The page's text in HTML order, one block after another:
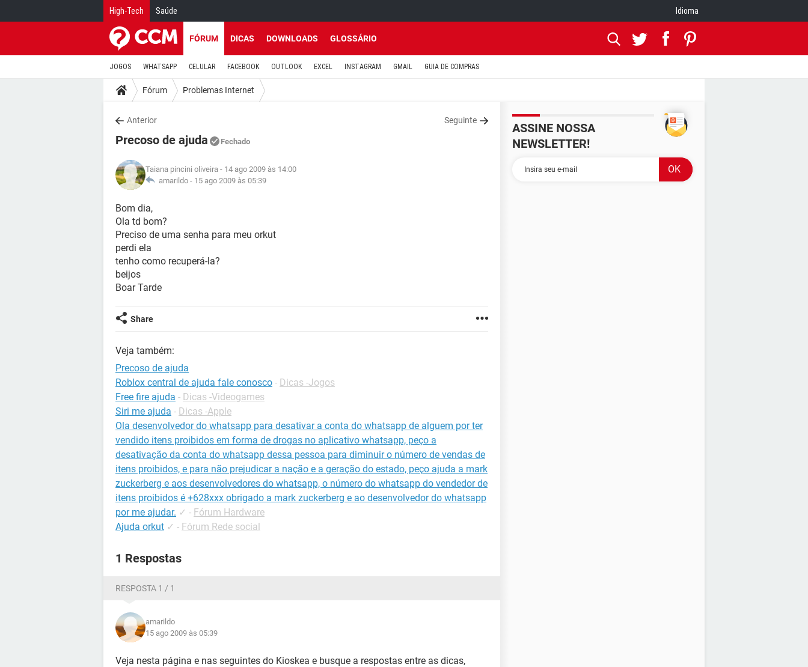
High-Tech Saúde Idioma
FÓRUM DICAS DOWNLOADS GLOSSÁRIO
JOGOS WHATSAPP CELULAR FACEBOOK OUTLOOK EXCEL INSTAGRAM GMAIL GUIA DE COMPRAS
Fórum Problemas Internet
Anterior Seguinte
Precoso de ajuda Fechado
Taiana pincini oliveira - 14 ago 2009 às 14:00
amarildo - 15 ago 2009 às 05:39
Bom dia,
Ola td bom?
Preciso de uma senha para meu orkut
perdi ela
tenho como recuperá-la?
beijos
Boar Tarde
Share
Veja também:
Precoso de ajuda
Roblox central de ajuda fale conosco - Dicas -Jogos
Free fire ajuda - Dicas -Videogames
Siri me ajuda - Dicas -Apple
Ola desenvolvedor do whatsapp para desativar a conta do whatsapp de alguem por ter
vendido itens proibidos em forma de drogas no aplicativo whatsapp, peço a
desativação da conta do whatsapp dessa pessoa para diminuir o número de vendas de
itens proibidos, e para não prejudicar a nação e a geração do estado, peço ajuda a mark
zuckerberg e aos desenvolvedores do whatsapp, o número do whatsapp do vendedor de
itens proibidos é +628xxx obrigado a mark zuckerberg e ao desenvolvedor do whatsapp
por me ajudar. ✓ - Fórum Hardware
Ajuda orkut ✓ - Fórum Rede social
1 Respostas
RESPOSTA 1 / 1
amarildo
15 ago 2009 às 05:39
Veja nesta página e nas seguintes do Kioskea e busque a respostas entre as dicas,
ASSINE NOSSA
NEWSLETTER!